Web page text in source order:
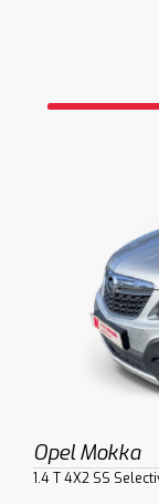
Opel Mokka
1.4 T 4X2 SS